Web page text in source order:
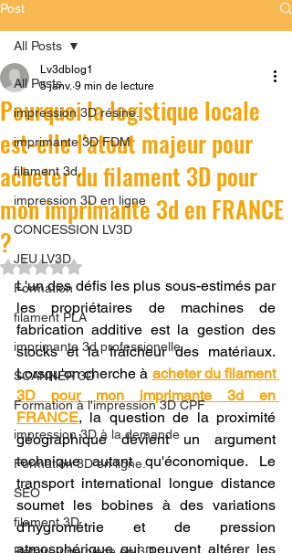
Post
All Posts
impression 3D résine.
imprimante 3D FDM
filament 3d,
impression 3D en ligne
CONCESSION LV3D
JEU LV3D
Formation
filament PLA
imprimante 3d professionelle
SCANNER 3D
Formation à l'impression 3D CPF
impression 3D à la demande
Formation 3D en ligne.
SEO
filament 3D
All Posts
Pourquoi la logistique locale
est-elle l'atout majeur pour
acheter du filament 3D pour
mon imprimante 3d en FRANCE
?
Lv3dblog1
5 janv. 9 min de lecture
Noté NaN étoiles sur 5.
L'un des défis les plus sous-estimés par
les propriétaires de machines de
fabrication additive est la gestion des
stocks et la fraîcheur des matériaux.
Lorsqu'on cherche à acheter du filament
3D pour mon imprimante 3d en
FRANCE, la question de la proximité
géographique devient un argument
technique autant qu'économique. Le
transport international longue distance
soumet les bobines à des variations
d'hygrométrie et de pression
atmosphérique qui peuvent altérer les